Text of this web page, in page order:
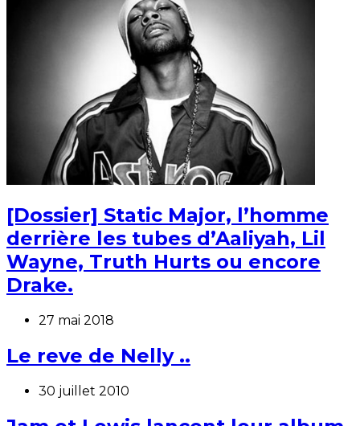
[Dossier] Static Major, l’homme
derrière les tubes d’Aaliyah, Lil
Wayne, Truth Hurts ou encore
Drake.
27 mai 2018
Le reve de Nelly ..
30 juillet 2010